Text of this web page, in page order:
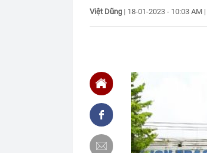
19:25
Việt Dũng | 18-01-2023 - 10:03 AM |